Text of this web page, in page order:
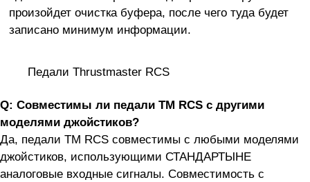
произойдет очистка буфера, после чего туда будет
записано минимум информации.
Педали Thrustmaster RCS
Q: Совместимы ли педали TM RCS с другими
моделями джойстиков?
Да, педали ТМ RCS совместимы с любыми моделями
джойстиков, использующими СТАНДАРТЫНЕ
аналоговые входные сигналы. Совместимость с